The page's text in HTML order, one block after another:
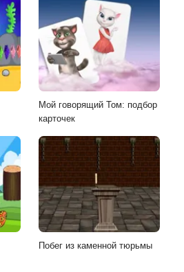
Мой говорящий Том: подбор
карточек
Побег из каменной тюрьмы